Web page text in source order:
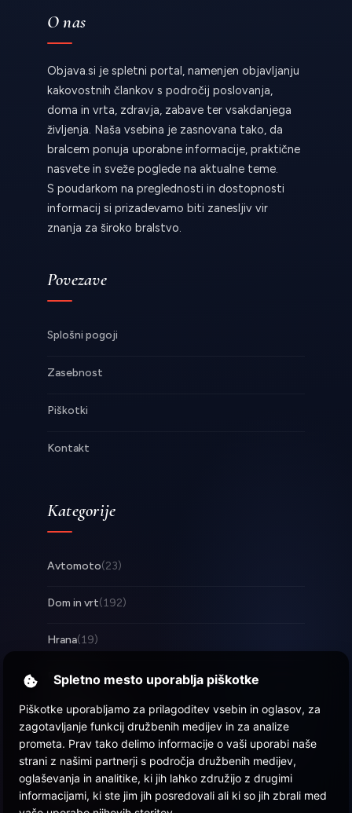
O nas
Objava.si je spletni portal, namenjen objavljanju
kakovostnih člankov s področij poslovanja,
doma in vrta, zdravja, zabave ter vsakdanjega
življenja. Naša vsebina je zasnovana tako, da
bralcem ponuja uporabne informacije, praktične
nasvete in sveže poglede na aktualne teme.
S poudarkom na preglednosti in dostopnosti
informacij si prizadevamo biti zanesljiv vir
znanja za široko bralstvo.
Povezave
Splošni pogoji
Zasebnost
Piškotki
Kontakt
Kategorije
Avtomoto(23)
Dom in vrt(192)
Hrana(19)
Posel(253)
Tehnologija(17)
Zabava(57)
Zdravje (22)
Spletno mesto uporablja piškotke
Piškotke uporabljamo za prilagoditev vsebin in oglasov, za
zagotavljanje funkcij družbenih medijev in za analize
prometa. Prav tako delimo informacije o vaši uporabi naše
strani z našimi partnerji s področja družbenih medijev,
oglaševanja in analitike, ki jih lahko združijo z drugimi
informacijami, ki ste jim jih posredovali ali ki so jih zbrali med